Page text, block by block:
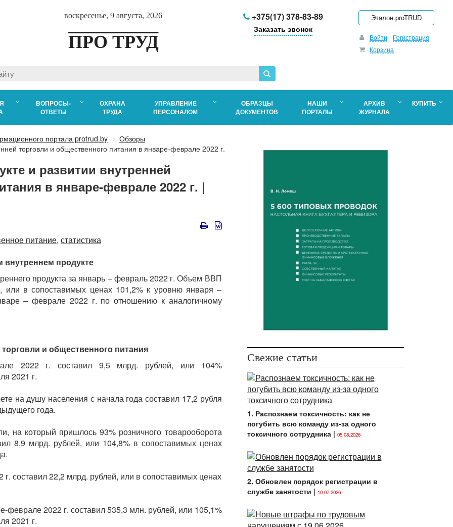
воскресенье, 9 августа, 2026
ПРО ТРУД
+375(17) 378-83-89
Заказать звонок
Эталон.proTRUD
Войти
Регистрация
Корзина
ВОПРОСЫ-
ОТВЕТЫ
ОХРАНА
ТРУДА
УПРАВЛЕНИЕ
ПЕРСОНАЛОМ
ОБРАЗЦЫ
ДОКУМЕНТОВ
НАШИ
ПОРТАЛЫ
АРХИВ
ЖУРНАЛА
КУПИТЬ
портала protrud.by
Обзоры
торговли и общественного питания в январе-феврале 2022 г.
и развитии внутренней
в январе-феврале 2022 г. |
питание, статистика
внутреннем продукте
продукта за январь – февраль 2022 г. Объем ВВП
или в сопоставимых ценах 101,2% к уровню января –
– феврале 2022 г. по отношению к аналогичному
и общественного питания
2022 г. составил 9,5 млрд. рублей, или 104%
2021 г.
на душу населения с начала года составил 17,2 рубля
года.
на который пришлось 93% розничного товарооборота
8,9 млрд. рублей, или 104,8% в сопоставимых ценах
составил 22,2 млрд. рублей, или в сопоставимых ценах
феврале 2022 г. составил 535,3 млн. рублей, или 105,1%
2021 г.
Свежие статьи
1. Распознаем токсичность: как не
погубить всю команду из-за одного
токсичного сотрудника| 05.08.2026
2. Обновлен порядок регистрации в
службе занятости | 10.07.2026